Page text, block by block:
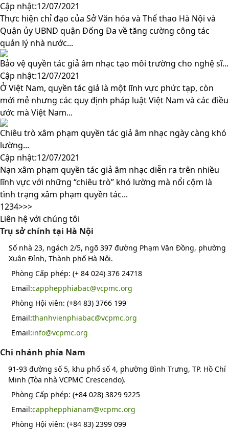
Cập nhật:12/07/2021
Thực hiện chỉ đạo của Sở Văn hóa và Thể thao Hà Nội và
Quận ủy UBND quận Đống Đa về tăng cường công tác
quản lý nhà nước...
Bảo vệ quyền tác giả âm nhạc tạo môi trường cho nghệ sĩ...
Cập nhật:12/07/2021
Ở Việt Nam, quyền tác giả là một lĩnh vực phức tạp, còn
mới mẻ nhưng các quy định pháp luật Việt Nam và các điều
ước mà Việt Nam...
Chiêu trò xâm phạm quyền tác giả âm nhạc ngày càng khó
lường...
Cập nhật:12/07/2021
Nạn xâm phạm quyền tác giả âm nhạc diễn ra trên nhiều
lĩnh vực với những “chiêu trò” khó lường mà nổi cộm là
tình trạng xâm phạm quyền tác...
1234>>>
Liên hệ với chúng tôi
Trụ sở chính tại Hà Nội
Số nhà 23, ngách 2/5, ngõ 397 đường Phạm Văn Đồng, phường
Xuân Đỉnh, Thành phố Hà Nội.
Phòng Cấp phép: (+ 84 024) 376 24718
Email:capphepphiabac@vcpmc.org
Phòng Hội viên: (+84 83) 3766 199
Email:thanhvienphiabac@vcpmc.org
Email:info@vcpmc.org
Chi nhánh phía Nam
91-93 đường số 5, khu phố số 4, phường Bình Trưng, TP. Hồ Chí
Minh (Tòa nhà VCPMC Crescendo).
Phòng Cấp phép: (+84 028) 3829 9225
Email:capphepphianam@vcpmc.org
Phòng Hội viên: (+84 83) 2399 099